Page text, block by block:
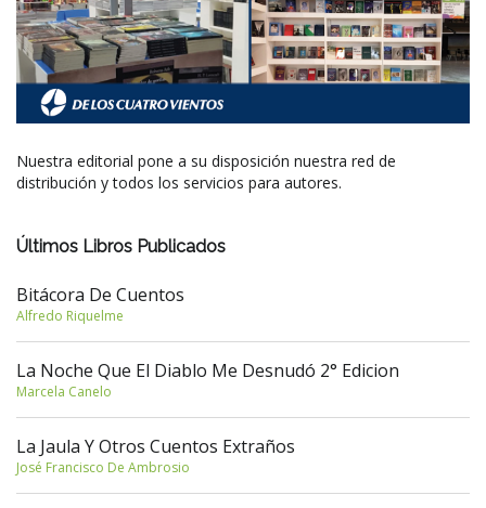
Nuestra editorial pone a su disposición nuestra red de
distribución y todos los servicios para autores.
Últimos Libros Publicados
Bitácora De Cuentos
Alfredo Riquelme
La Noche Que El Diablo Me Desnudó 2° Edicion
Marcela Canelo
La Jaula Y Otros Cuentos Extraños
José Francisco De Ambrosio